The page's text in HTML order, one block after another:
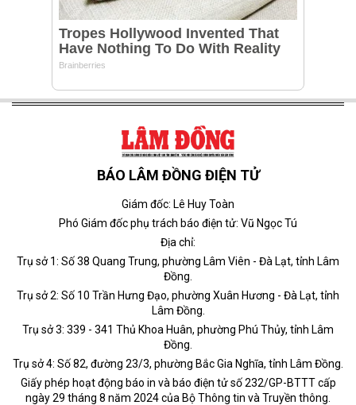
BÁO LÂM ĐỒNG ĐIỆN TỬ
Giám đốc: Lê Huy Toàn
Phó Giám đốc phụ trách báo điện tử: Vũ Ngọc Tú
Địa chỉ:
Trụ sở 1: Số 38 Quang Trung, phường Lâm Viên - Đà Lạt, tỉnh Lâm
Đồng.
Trụ sở 2: Số 10 Trần Hưng Đạo, phường Xuân Hương - Đà Lạt, tỉnh
Lâm Đồng.
Trụ sở 3: 339 - 341 Thủ Khoa Huân, phường Phú Thủy, tỉnh Lâm
Đồng.
Trụ sở 4: Số 82, đường 23/3, phường Bắc Gia Nghĩa, tỉnh Lâm Đồng.
Giấy phép hoạt động báo in và báo điện tử số 232/GP-BTTT cấp
ngày 29 tháng 8 năm 2024 của Bộ Thông tin và Truyền thông.